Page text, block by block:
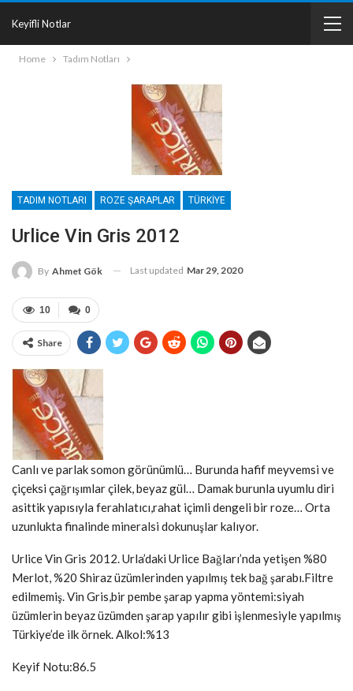
Keyifli Notlar
Home Tadım Notları
TADIM NOTLARI ROZE ŞARAPLAR TÜRKIYE
Urlice Vin Gris 2012
By Ahmet Gök Last updated Mar 29, 2020
0
10
Share
Canlı ve parlak somon görünümlü… Burunda hafif meyvemsi ve
çiçeksi çağrışımlar çilek, beyaz gül… Damak burunla uyumlu diri
asittik yapısıyla ferahlatıcı,rahat içimli dengeli bir roze… Orta
uzunlukta finalinde mineralsi dokunuşlar kalıyor.
Urlice Vin Gris 2012. Urla’daki Urlice Bağları’nda yetişen %80
Merlot, %20 Shiraz üzümlerinden yapılmış tek bağ şarabı.Filtre
edilmemiş. Vin Gris,bir pembe şarap yapma yöntemi:siyah
üzümlerin beyaz üzümden şarap yapılır gibi işlenmesiyle yapılmış
Türkiye’de ilk örnek. Alkol:%13
Keyif Notu:86.5